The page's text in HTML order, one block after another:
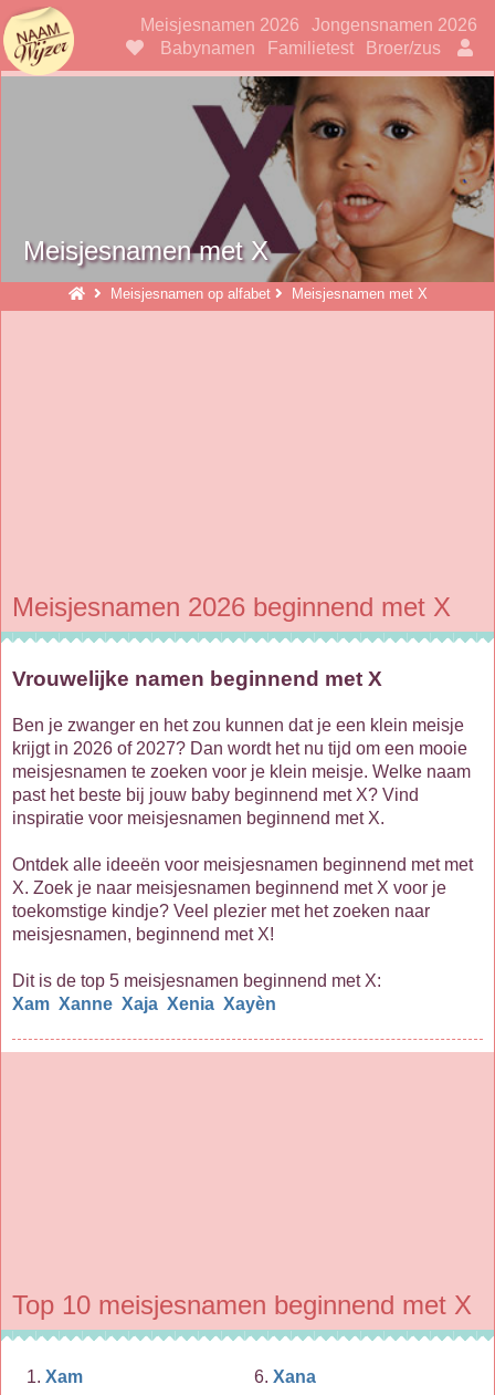
NaamwijzerMeisjesnamen 2026
Jongensnamen 2026
Babynamen
Familietest Broer/zus
Meisjesnamen met X
Meisjesnamen op alfabet Meisjesnamen met X
Meisjesnamen 2026 beginnend met X
Vrouwelijke namen beginnend met X
Ben je zwanger en het zou kunnen dat je een klein meisje
krijgt in 2026 of 2027? Dan wordt het nu tijd om een mooie
meisjesnamen te zoeken voor je klein meisje. Welke naam
past het beste bij jouw baby beginnend met X? Vind
inspiratie voor meisjesnamen beginnend met X.
Ontdek alle ideeën voor meisjesnamen beginnend met met
X. Zoek je naar meisjesnamen beginnend met X voor je
toekomstige kindje? Veel plezier met het zoeken naar
meisjesnamen, beginnend met X!
Dit is de top 5 meisjesnamen beginnend met X:
Xam Xanne Xaja Xenia Xayèn
Top 10 meisjesnamen beginnend met X
Xam
Xana